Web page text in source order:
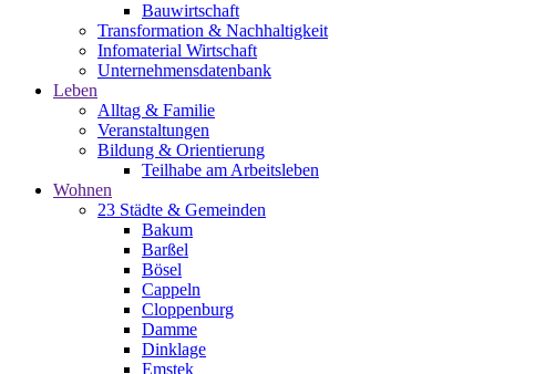
Bauwirtschaft
Transformation & Nachhaltigkeit
Infomaterial Wirtschaft
Unternehmensdatenbank
Leben
Alltag & Familie
Veranstaltungen
Bildung & Orientierung
Teilhabe am Arbeitsleben
Wohnen
23 Städte & Gemeinden
Bakum
Barßel
Bösel
Cappeln
Cloppenburg
Damme
Dinklage
Emstek